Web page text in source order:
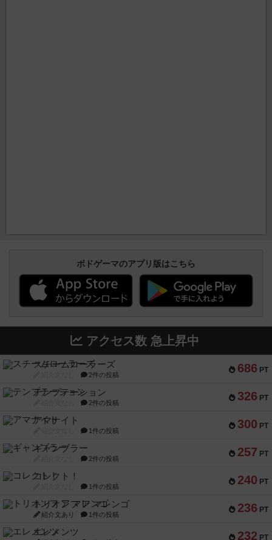
ボドゲーマのアプリ版はこちら
アクセス数 急上昇中
686 PT
スチームローラーズ
2件の投稿
326 PT
テンプテーション
2件の投稿
300 PT
アマナイト
1件の投稿
257 PT
ギャンブラー
2件の投稿
240 PT
コレクト！
1件の投稿
236 PT
トリオンフ ア マレンゴ
紹介文あり 1件の投稿
232 PT
エレメンツ